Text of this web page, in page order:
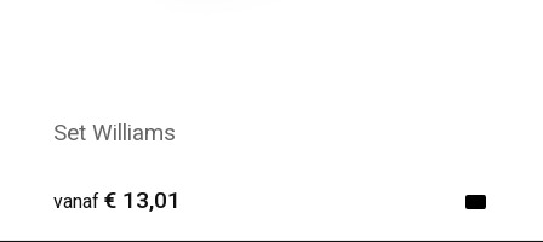
Set Williams
vanaf € 13,01